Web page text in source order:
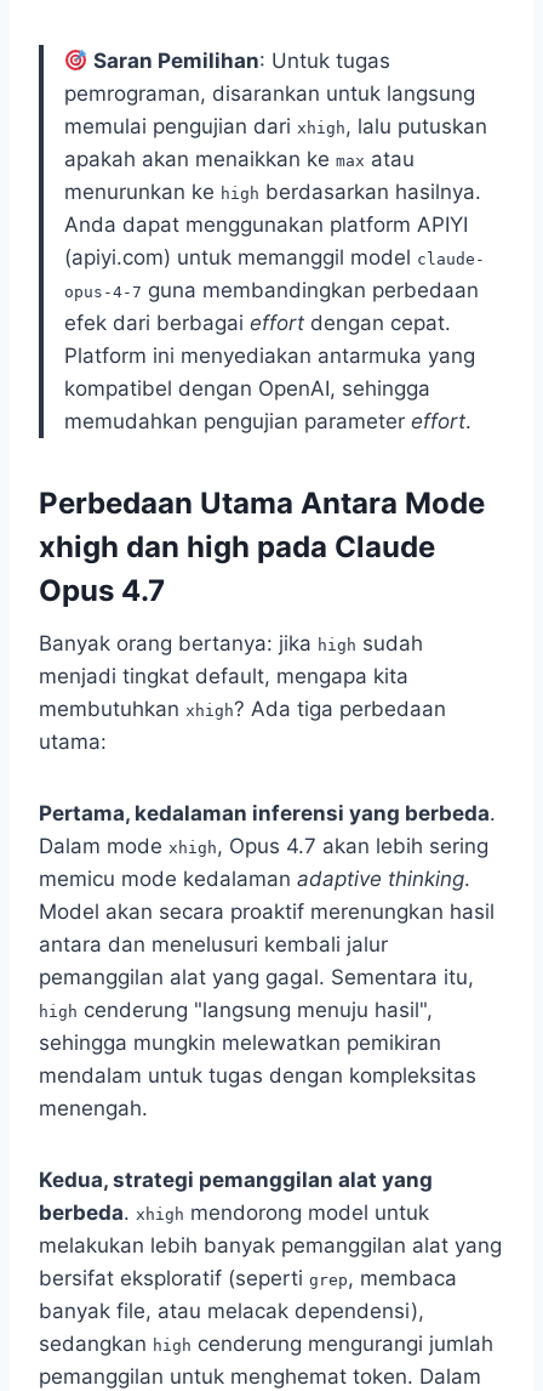
Saran Pemilihan: Untuk tugas
pemrograman, disarankan untuk langsung
memulai pengujian dari xhigh, lalu putuskan
apakah akan menaikkan ke max atau
menurunkan ke high berdasarkan hasilnya.
Anda dapat menggunakan platform APIYI
(apiyi.com) untuk memanggil model claude-
opus-4-7 guna membandingkan perbedaan
efek dari berbagai effort dengan cepat.
Platform ini menyediakan antarmuka yang
kompatibel dengan OpenAI, sehingga
memudahkan pengujian parameter effort.
Perbedaan Utama Antara Mode
xhigh dan high pada Claude
Opus 4.7
Banyak orang bertanya: jika high sudah
menjadi tingkat default, mengapa kita
membutuhkan xhigh? Ada tiga perbedaan
utama:
Pertama, kedalaman inferensi yang berbeda.
Dalam mode xhigh, Opus 4.7 akan lebih sering
memicu mode kedalaman adaptive thinking.
Model akan secara proaktif merenungkan hasil
antara dan menelusuri kembali jalur
pemanggilan alat yang gagal. Sementara itu,
high cenderung "langsung menuju hasil",
sehingga mungkin melewatkan pemikiran
mendalam untuk tugas dengan kompleksitas
menengah.
Kedua, strategi pemanggilan alat yang
berbeda. xhigh mendorong model untuk
melakukan lebih banyak pemanggilan alat yang
bersifat eksploratif (seperti grep, membaca
banyak file, atau melacak dependensi),
sedangkan high cenderung mengurangi jumlah
pemanggilan untuk menghemat token. Dalam